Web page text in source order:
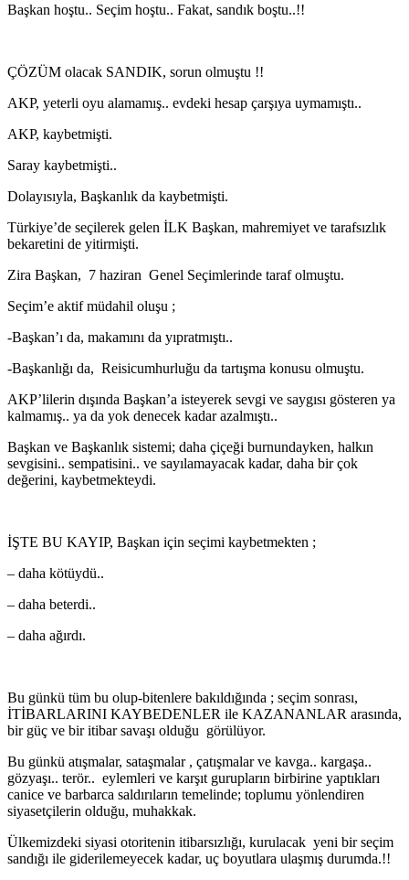
Başkan hoştu.. Seçim hoştu.. Fakat, sandık boştu..!!
ÇÖZÜM olacak SANDIK, sorun olmuştu !!
AKP, yeterli oyu alamamış.. evdeki hesap çarşıya uymamıştı..
AKP, kaybetmişti.
Saray kaybetmişti..
Dolayısıyla, Başkanlık da kaybetmişti.
Türkiye’de seçilerek gelen İLK Başkan, mahremiyet ve tarafsızlık
bekaretini de yitirmişti.
Zira Başkan, 7 haziran Genel Seçimlerinde taraf olmuştu.
Seçim’e aktif müdahil oluşu ;
-Başkan’ı da, makamını da yıpratmıştı..
-Başkanlığı da, Reisicumhurluğu da tartışma konusu olmuştu.
AKP’lilerin dışında Başkan’a isteyerek sevgi ve saygısı gösteren ya
kalmamış.. ya da yok denecek kadar azalmıştı..
Başkan ve Başkanlık sistemi; daha çiçeği burnundayken, halkın
sevgisini.. sempatisini.. ve sayılamayacak kadar, daha bir çok
değerini, kaybetmekteydi.
İŞTE BU KAYIP, Başkan için seçimi kaybetmekten ;
– daha kötüydü..
– daha beterdi..
– daha ağırdı.
Bu günkü tüm bu olup-bitenlere bakıldığında ; seçim sonrası,
İTİBARLARINI KAYBEDENLER ile KAZANANLAR arasında,
bir güç ve bir itibar savaşı olduğu görülüyor.
Bu günkü atışmalar, sataşmalar , çatışmalar ve kavga.. kargaşa..
gözyaşı.. terör.. eylemleri ve karşıt gurupların birbirine yaptıkları
canice ve barbarca saldırıların temelinde; toplumu yönlendiren
siyasetçilerin olduğu, muhakkak.
Ülkemizdeki siyasi otoritenin itibarsızlığı, kurulacak yeni bir seçim
sandığı ile giderilemeyecek kadar, uç boyutlara ulaşmış durumda.!!